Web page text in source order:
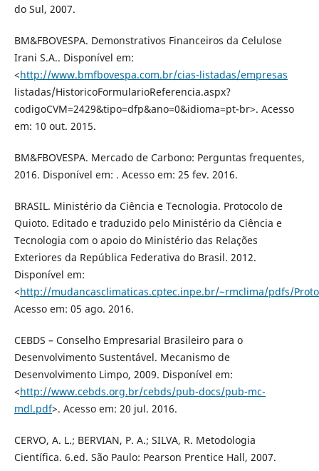
do Sul, 2007.
BM&FBOVESPA. Demonstrativos Financeiros da Celulose
Irani S.A.. Disponível em:
<http://www.bmfbovespa.com.br/cias-listadas/empresas
listadas/HistoricoFormularioReferencia.aspx?
codigoCVM=2429&tipo=dfp&ano=0&idioma=pt-br>. Acesso
em: 10 out. 2015.
BM&FBOVESPA. Mercado de Carbono: Perguntas frequentes,
2016. Disponível em: . Acesso em: 25 fev. 2016.
BRASIL. Ministério da Ciência e Tecnologia. Protocolo de
Quioto. Editado e traduzido pelo Ministério da Ciência e
Tecnologia com o apoio do Ministério das Relações
Exteriores da República Federativa do Brasil. 2012.
Disponível em:
<http://mudancasclimaticas.cptec.inpe.br/~rmclima/pdfs/
Acesso em: 05 ago. 2016.
CEBDS – Conselho Empresarial Brasileiro para o
Desenvolvimento Sustentável. Mecanismo de
Desenvolvimento Limpo, 2009. Disponível em:
<http://www.cebds.org.br/cebds/pub-docs/pub-mc-
mdl.pdf>. Acesso em: 20 jul. 2016.
CERVO, A. L.; BERVIAN, P. A.; SILVA, R. Metodologia
Científica. 6.ed. São Paulo: Pearson Prentice Hall, 2007.